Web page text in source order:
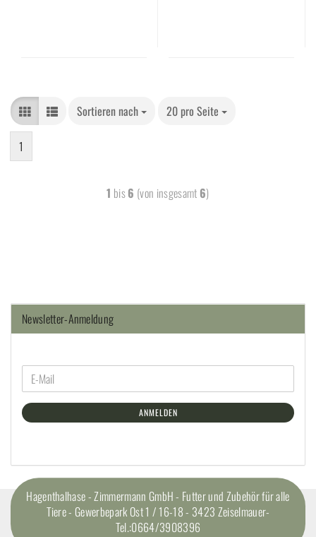
Sortieren nach 20 pro Seite
1
1 bis6 (von insgesamt 6)
Newsletter-Anmeldung
ANMELDEN
Hagenthalhase - Zimmermann GmbH - Futter und Zubehör für alle
Tiere - Gewerbepark Ost 1 / 16-18 - 3423 Zeiselmauer-
Tel.:0664/3908396